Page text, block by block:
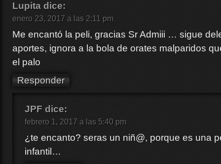
Lupita dice:
enero 23, 2017 a las 2:11 pm
Me encantó la peli, gracias Sr Admiii … sigue
aportes, ignora a la bola de orates malparidos
el palo
Responder
JPF dice:
febrero 1, 2017 a las 5:40 pm
¿te encanto? seras un niñ@, porque es una
infantil…